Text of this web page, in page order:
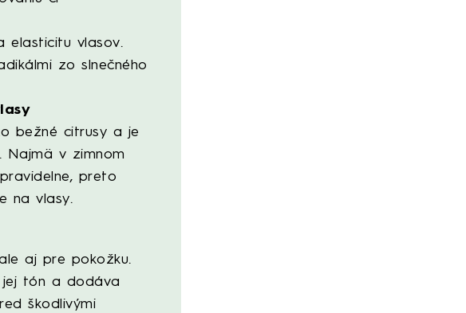
elasticitu vlasov.
zo slnečného
bežné citrusy a je
Najmä v zimnom
preto
na vlasy.
aj pre pokožku.
jej tón a dodáva
škodlivými